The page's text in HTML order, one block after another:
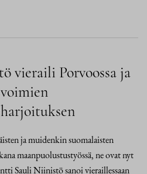
vieraili Porvoossa ja
ja muidenkin suomalaisten
maanpuolustustyössä, ne ovat nyt
Sauli Niinistö sanoi vieraillessaan